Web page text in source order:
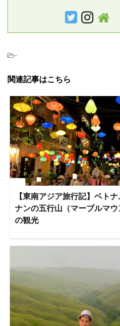
-
関連記事はこちら
【東南アジア旅行記】ベト
ナンの五行山（マーブルマ
の観光